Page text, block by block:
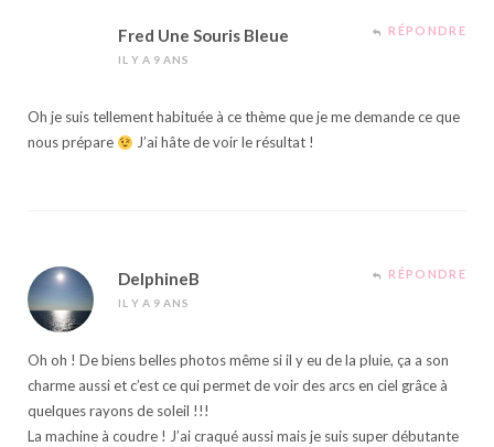
Fred Une Souris Bleue
IL Y A 9 ANS
RÉPONDRE
Oh je suis tellement habituée à ce thème que je me demande ce que
nous prépare
J’ai hâte de voir le résultat !
DelphineB
IL Y A 9 ANS
RÉPONDRE
Oh oh ! De biens belles photos même si il y eu de la pluie, ça a son
charme aussi et c’est ce qui permet de voir des arcs en ciel grâce à
quelques rayons de soleil !!!
La machine à coudre ! J’ai craqué aussi mais je suis super débutante